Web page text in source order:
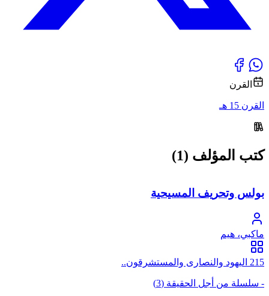
القرن
القرن 15 هـ
كتب المؤلف (1)
بولس وتحريف المسيحية
ماكبي، هيم
215 اليهود والنصارى والمستشرقون..
- سلسلة من أجل الحقيقة (3)